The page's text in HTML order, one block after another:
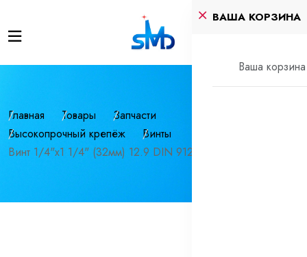
ВАША КОРЗИНА
Ваша корзина
Главная Товары
Запчасти
Высокопрочный крепёж
Винты
Винт 1/4"х1 1/4" (32мм) 12.9 DIN 912 UNC